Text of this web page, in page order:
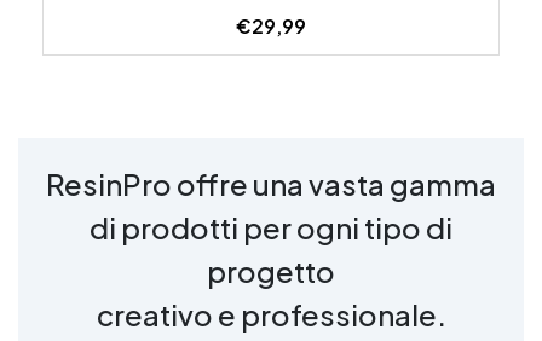
ambientale. Caratteristiche Principali:
Ecocompatibile: Contiene il 40% di componenti
Resistente ai raggi UV e all’umidità, con una
resistenza meccanica superiore. Facile Utilizzo:
Bassa reazione esotermica che minimizza rischi
di ingiallimento e surriscaldamento, permettendo
colate fino a 2 cm di spessore. Applicazioni:
Lavori Artistici: Creazione di oggetti d’arte e
€29,99
ResinPro offre una vasta gamma
di prodotti per ogni tipo di
progetto
creativo e professionale.